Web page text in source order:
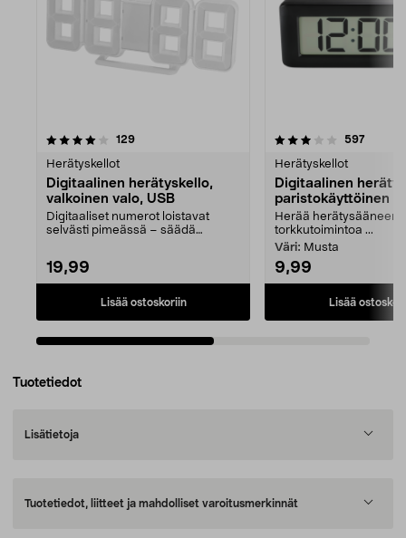
129arvostelut
Herätyskellot
Digitaalinen herätyskello,
valkoinen valo, USB
Digitaaliset numerot loistavat
selvästi pimeässä – säädä
19,99
Lisää ostoskoriin
3.5viidestä
597
Herätyskellot
Digitaalinen
paristokäyttöinen
Herää herätysääneen
torkkutoimintoa ...
Väri: Musta
9,99
Lisää
3.5viidestä
Tuotetiedot
Lisätietoja
Tuotetiedot, liitteet ja mahdolliset varoitusmerkinnät